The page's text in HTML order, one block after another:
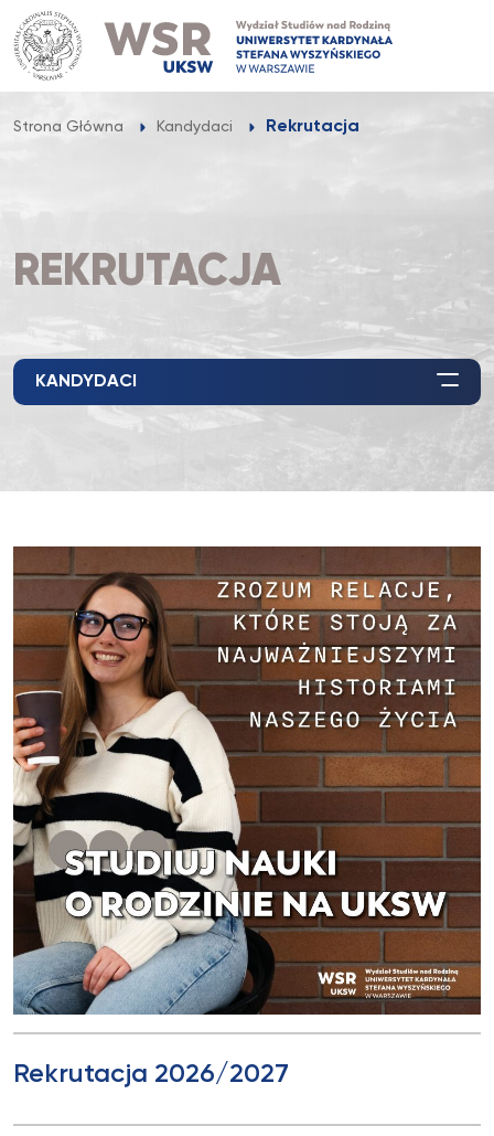
Przejdź
do
treści
Strona Główna Kandydaci Rekrutacja
REKRUTACJA
KANDYDACI
Rekrutacja 2026/2027